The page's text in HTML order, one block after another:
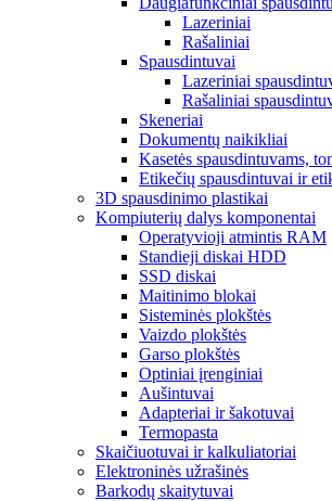
Lazeriniai
Rašaliniai
Spausdintuvai
Lazeriniai
Rašaliniai
Skeneriai
Dokumentų naikikliai
Kasetės spausdintuvams,
Etikečių spausdintuvai ir
3D spausdinimo plastikai
Kompiuterių dalys komponentai
Operatyvioji atmintis RAM
Standieji diskai HDD
SSD diskai
Maitinimo blokai
Sisteminės plokštės
Vaizdo plokštės
Garso plokštės
Optiniai įrenginiai
Aušintuvai
Adapteriai ir šakotuvai
Termopasta
Skaičiuotuvai ir kalkuliatoriai
Elektroninės užrašinės
Barkodų skaitytuvai